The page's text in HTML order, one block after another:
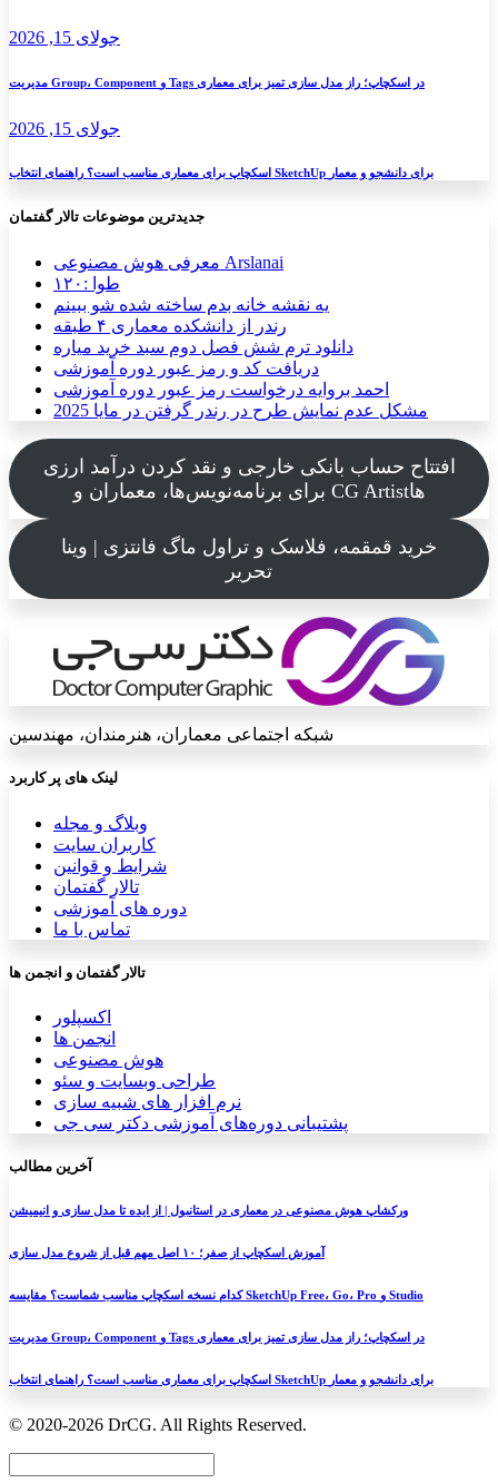
جولای 15, 2026
مدیریت Group، Component و Tags در اسکچاپ؛ راز مدل سازی تمیز برای معماری
جولای 15, 2026
اسکچاپ برای معماری مناسب است؟ راهنمای انتخاب SketchUp برای دانشجو و معمار
جدیدترین موضوعات تالار گفتمان
معرفی هوش مصنوعی Arslanai
طوا :۱۲۰
یه نقشه خانه بدم ساخته شده شو ببینم
رندر از دانشکده معماری ۴ طبقه
دانلود ترم شش فصل دوم سبد خرید میاره
دریافت کد و رمز عبور دوره آموزشی
احمد بروایه درخواست رمز عبور دوره آموزشی
مشکل عدم نمایش طرح در رندر گرفتن در مایا 2025
افتتاح حساب بانکی خارجی و نقد کردن درآمد ارزی
برای برنامه‌نویس‌ها، معماران و CG Artistها
خرید قمقمه، فلاسک و تراول ماگ فانتزی | وینا
تحریر
شبکه اجتماعی معماران، هنرمندان، مهندسین
لینک های پر کاربرد
وبلاگ و مجله
کاربران سایت
شرایط و قوانین
تالار گفتمان
دوره های آموزشی
تماس با ما
تالار گفتمان و انجمن ها
اکسپلور
انجمن ها
هوش مصنوعی
طراحی وبسایت و سئو
نرم افزار های شبیه سازی
پشتیبانی دوره‌های آموزشی دکتر سی جی
آخرین مطالب
ورکشاپ هوش مصنوعی در معماری در استانبول | از ایده تا مدل سازی و انیمیشن
آموزش اسکچاپ از صفر؛ ۱۰ اصل مهم قبل از شروع مدل سازی
کدام نسخه اسکچاپ مناسب شماست؟ مقایسه SketchUp Free، Go، Pro و Studio
مدیریت Group، Component و Tags در اسکچاپ؛ راز مدل سازی تمیز برای معماری
اسکچاپ برای معماری مناسب است؟ راهنمای انتخاب SketchUp برای دانشجو و معمار
© 2020-2026 DrCG. All Rights Reserved.